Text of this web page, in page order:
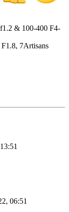
& 100-400 F4-
7Artisans
06:51